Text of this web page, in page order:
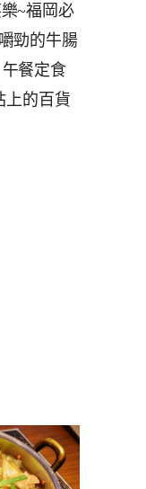
~福岡必
勁的牛腸
餐定食
上的百貨